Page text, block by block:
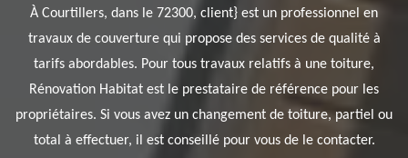
À Courtillers, dans le 72300, client} est un professionnel en
travaux de couverture qui propose des services de qualité à
tarifs abordables. Pour tous travaux relatifs à une toiture,
Rénovation Habitat est le prestataire de référence pour les
propriétaires. Si vous avez un changement de toiture, partiel ou
total à effectuer, il est conseillé pour vous de le contacter.